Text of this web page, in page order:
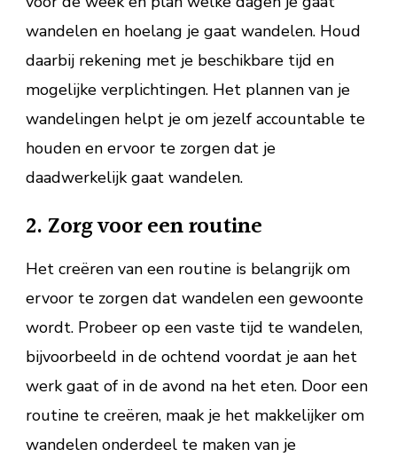
wandelen en hoelang je gaat wandelen. Houd
daarbij rekening met je beschikbare tijd en
mogelijke verplichtingen. Het plannen van je
wandelingen helpt je om jezelf accountable te
houden en ervoor te zorgen dat je
daadwerkelijk gaat wandelen.
2. Zorg voor een routine
Het creëren van een routine is belangrijk om
ervoor te zorgen dat wandelen een gewoonte
wordt. Probeer op een vaste tijd te wandelen,
bijvoorbeeld in de ochtend voordat je aan het
werk gaat of in de avond na het eten. Door een
routine te creëren, maak je het makkelijker om
wandelen onderdeel te maken van je